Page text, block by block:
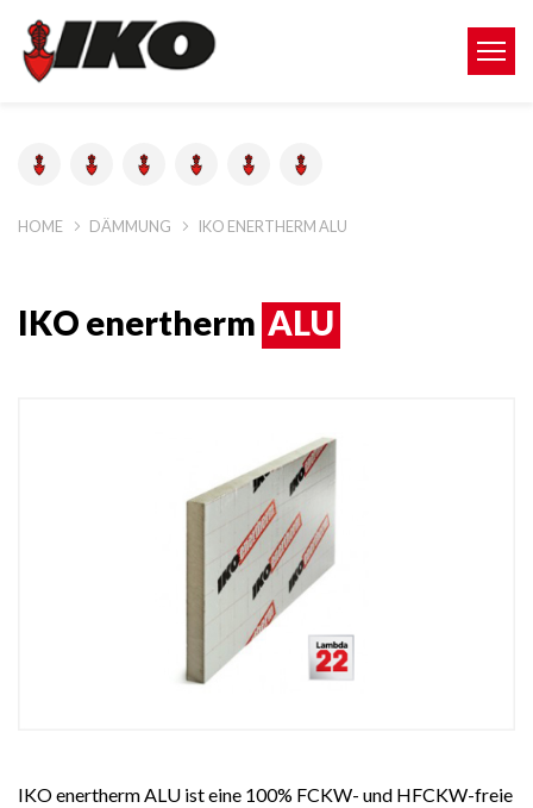
HOME DÄMMUNG IKO ENERTHERM ALU
IKO enertherm ALU
IKO enertherm ALU ist eine 100% FCKW- und HFCKW-freie